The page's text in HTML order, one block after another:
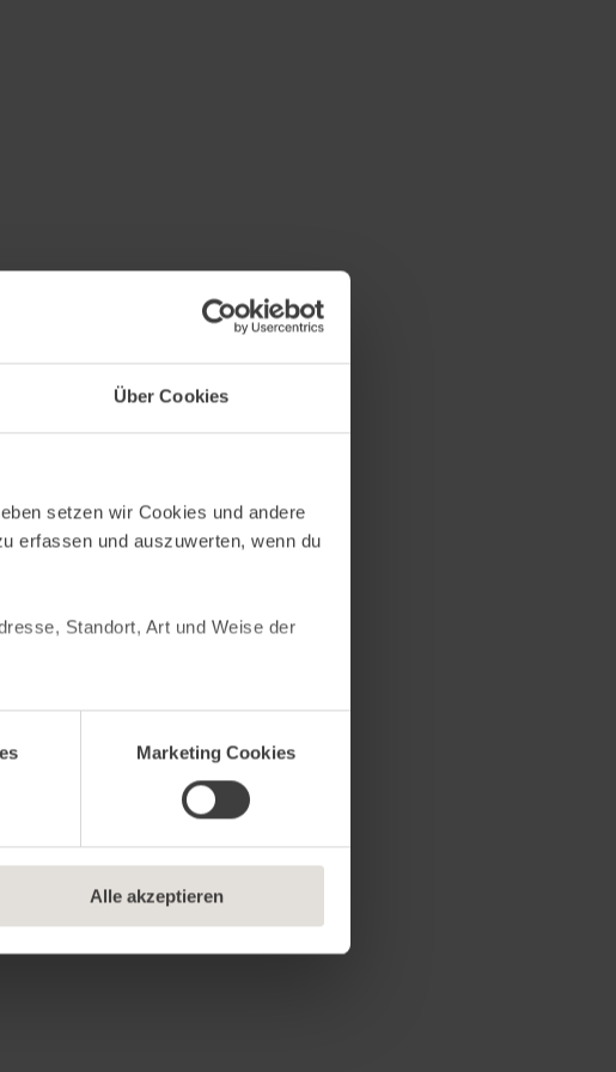
Über Cookies
setzen wir Cookies und andere
erfassen und auszuwerten, wenn du
Standort, Art und Weise der
als Besucher unsere Website nutzt,
Marketing Cookies helfen
Verbindung zu sozialen
Du kannst frei entscheiden,
Marketing Cookies
Alle akzeptieren